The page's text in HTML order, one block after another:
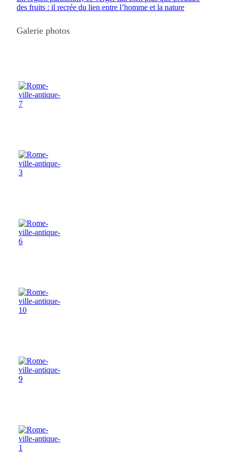
des fruits : il recrée du lien entre l’homme et la nature
Galerie photos